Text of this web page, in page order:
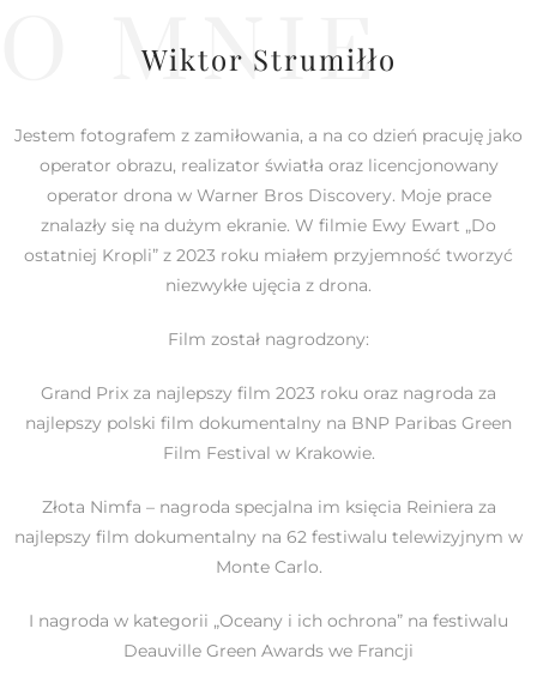
O MNIE
Wiktor Strumiłło
Jestem fotografem z zamiłowania, a na co dzień pracuję jako
operator obrazu, realizator światła oraz licencjonowany
operator drona w Warner Bros Discovery. Moje prace
znalazły się na dużym ekranie. W filmie Ewy Ewart „Do
ostatniej Kropli” z 2023 roku miałem przyjemność tworzyć
niezwykłe ujęcia z drona.
Film został nagrodzony:
Grand Prix za najlepszy film 2023 roku oraz nagroda za
najlepszy polski film dokumentalny na BNP Paribas Green
Film Festival w Krakowie.
Złota Nimfa – nagroda specjalna im księcia Reiniera za
najlepszy film dokumentalny na 62 festiwalu telewizyjnym w
Monte Carlo.
I nagroda w kategorii „Oceany i ich ochrona” na festiwalu
Deauville Green Awards we Francji